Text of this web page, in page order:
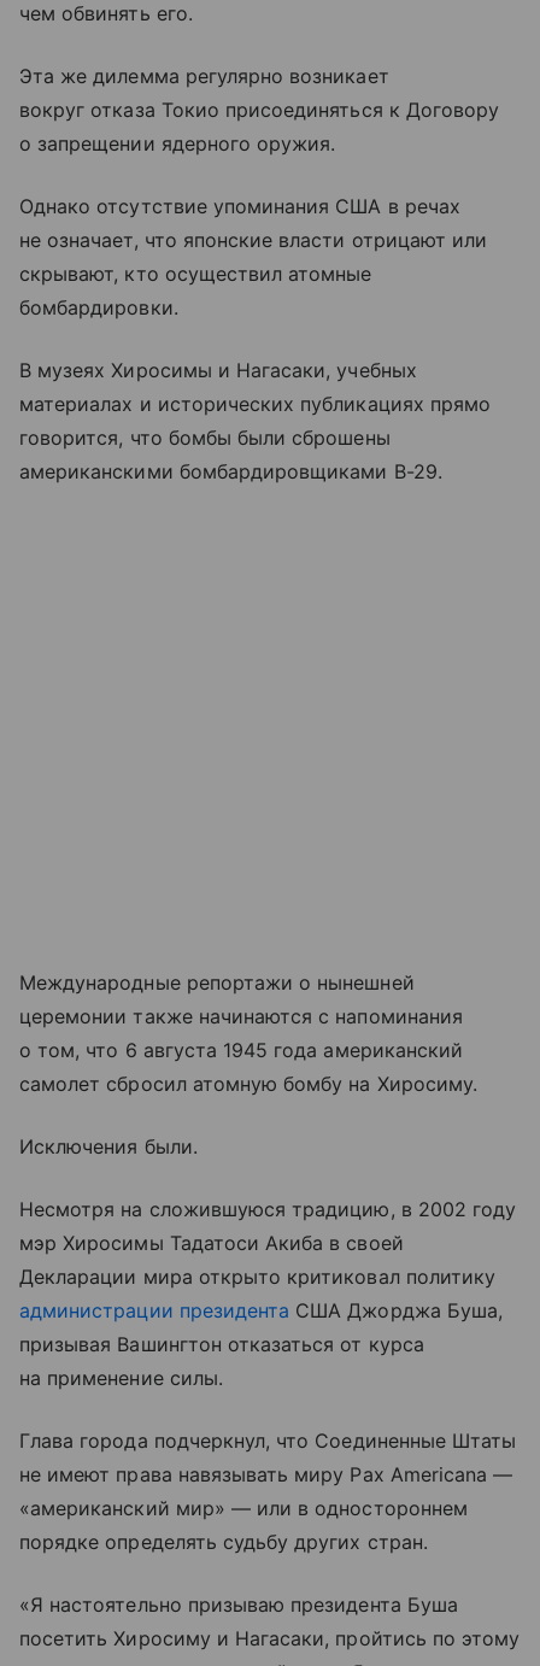
чем обвинять его.
Эта же дилемма регулярно возникает
вокруг отказа Токио присоединяться к Договору
о запрещении ядерного оружия.
Однако отсутствие упоминания США в речах
не означает, что японские власти отрицают или
скрывают, кто осуществил атомные
бомбардировки.
В музеях Хиросимы и Нагасаки, учебных
материалах и исторических публикациях прямо
говорится, что бомбы были сброшены
американскими бомбардировщиками B-29.
Международные репортажи о нынешней
церемонии также начинаются с напоминания
о том, что 6 августа 1945 года американский
самолет сбросил атомную бомбу на Хиросиму.
Исключения были.
Несмотря на сложившуюся традицию, в 2002 году
мэр Хиросимы Тадатоси Акиба в своей
Декларации мира открыто критиковал политику
администрации президента США Джорджа Буша,
призывая Вашингтон отказаться от курса
на применение силы.
Глава города подчеркнул, что Соединенные Штаты
не имеют права навязывать миру Pax Americana —
«американский мир» — или в одностороннем
порядке определять судьбу других стран.
«Я настоятельно призываю президента Буша
посетить Хиросиму и Нагасаки, пройтись по этому